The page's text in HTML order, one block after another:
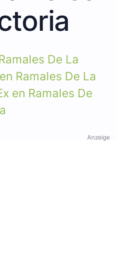
De La
Ramales De La
en Ramales De
Anzeige